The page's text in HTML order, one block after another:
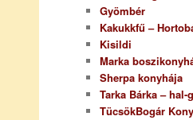
Gyömbér
Kakukkfű –
Kisildi
Marka
Sherpa konyhája
Tarka Bárka – hal-
TücsökBogár